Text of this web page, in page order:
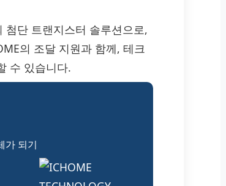
첨단 트랜지스터 솔루션으로,
의 조달 지원과 함께, 테크
수 있습니다.
가 되기